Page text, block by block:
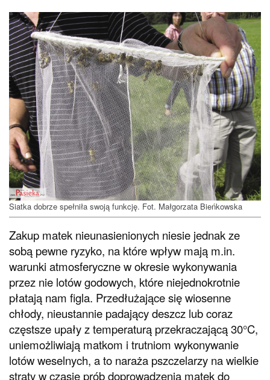
Siatka dobrze spełniła swoją funkcję. Fot. Małgorzata Bieńkowska
Zakup matek nieunasienionych niesie jednak ze
sobą pewne ryzyko, na które wpływ mają m.in.
warunki atmosferyczne w okresie wykonywania
przez nie lotów godowych, które niejednokrotnie
płatają nam figla. Przedłużające się wiosenne
chłody, nieustannie padający deszcz lub coraz
częstsze upały z temperaturą przekraczającą 30°C,
uniemożliwiają matkom i trutniom wykonywanie
lotów weselnych, a to naraża pszczelarzy na wielkie
straty w czasie prób doprowadzenia matek do